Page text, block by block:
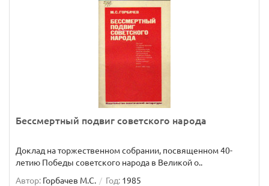
Бессмертный подвиг советского народа
Доклад на торжественном собрании, посвященном 40-
летию Победы советского народа в Великой о..
Автор: Горбачев М.С. Год: 1985